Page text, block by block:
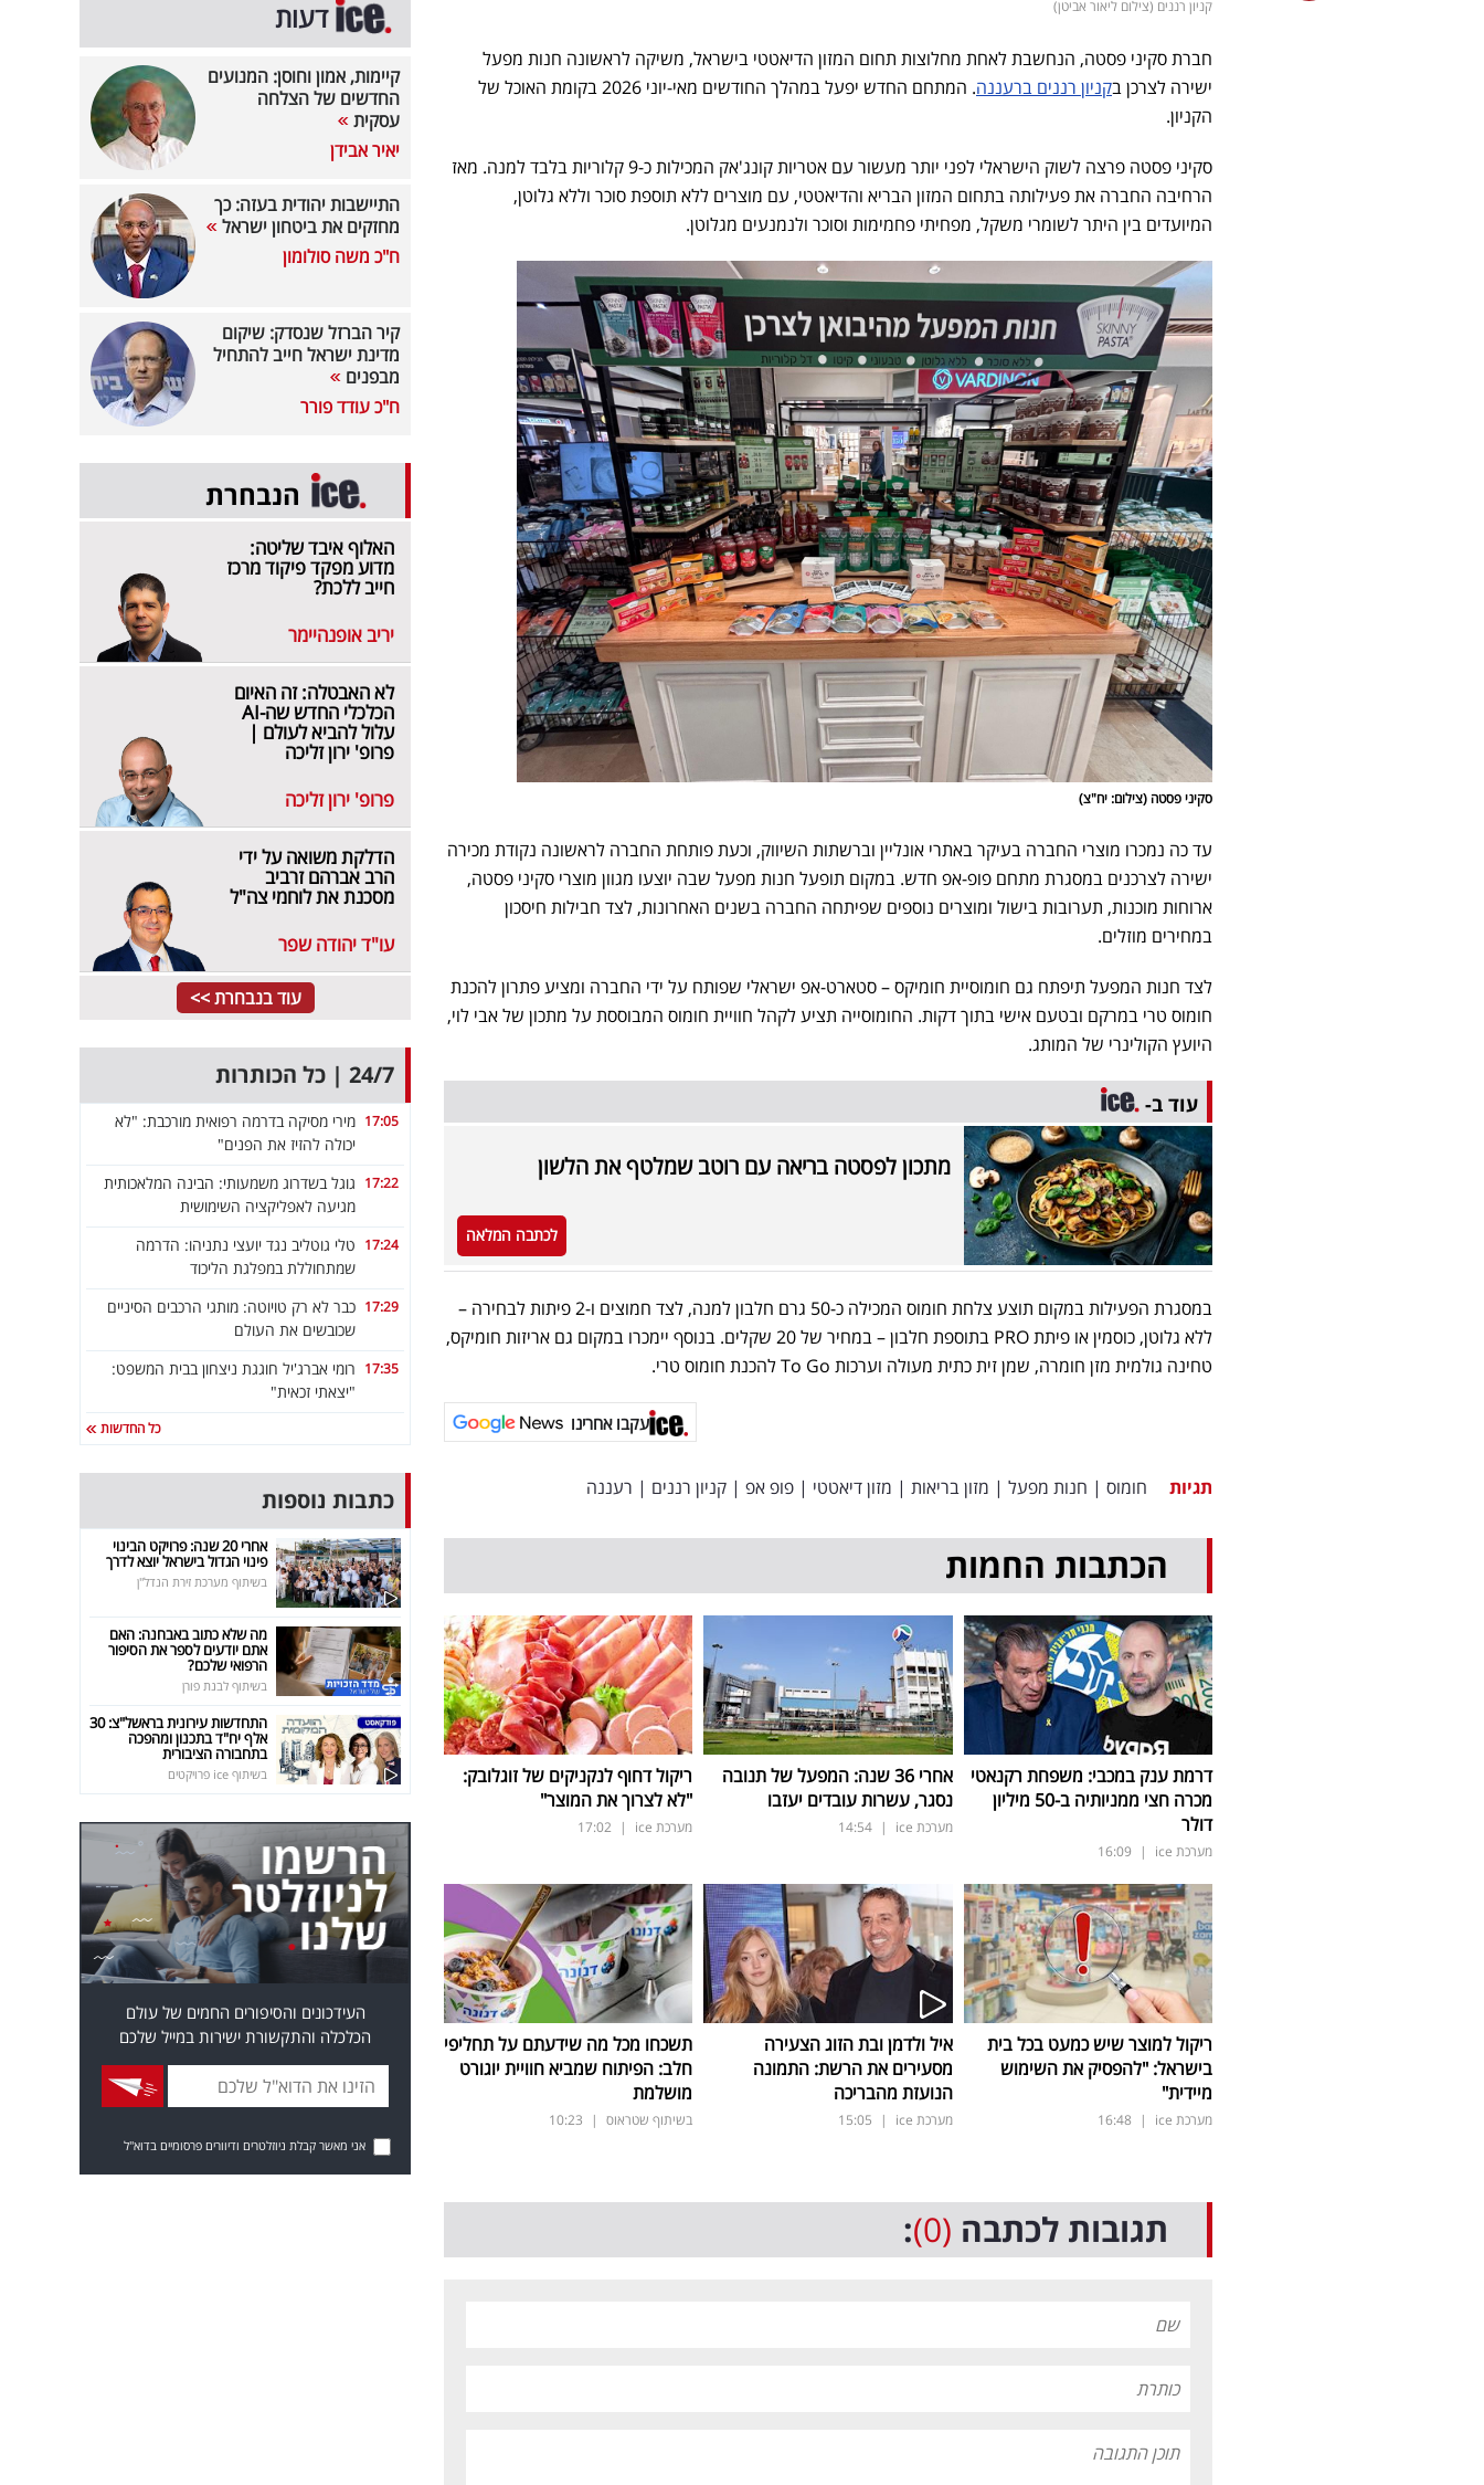
קניון רננים (צילום ליאור אביטן)
חברת סקיני פסטה, הנחשבת לאחת מחלוצות תחום המזון הדיאטטי בישראל, משיקה לראשונה חנות מפעל
ישירה לצרכן בקניון רננים ברעננה
. המתחם החדש יפעל במהלך החודשים מאי-יוני 2026 בקומת האוכל של
הקניון.
סקיני פסטה פרצה לשוק הישראלי לפני יותר מעשור עם אטריות קונג'אק המכילות כ-9 קלוריות בלבד למנה. מאז
הרחיבה החברה את פעילותה בתחום המזון הבריא והדיאטטי, עם מוצרים ללא תוספת סוכר וללא גלוטן,
המיועדים בין היתר לשומרי משקל, מפחיתי פחמימות וסוכר ולנמנעים מגלוטן.
סקיני פסטה (צילום: יח"צ)
עד כה נמכרו מוצרי החברה בעיקר באתרי אונליין וברשתות השיווק, וכעת פותחת החברה לראשונה נקודת מכירה
ישירה לצרכנים במסגרת מתחם פופ-אפ חדש. במקום תופעל חנות מפעל שבה יוצעו מגוון מוצרי סקיני פסטה,
ארוחות מוכנות, תערובות בישול ומוצרים נוספים שפיתחה החברה בשנים האחרונות, לצד חבילות חיסכון
במחירים מוזלים.
לצד חנות המפעל תיפתח גם חומוסיית חומיקס – סטארט-אפ ישראלי שפותח על ידי החברה ומציע פתרון להכנת
חומוס טרי במרקם ובטעם אישי בתוך דקות. החומוסייה תציע לקהל חוויית חומוס המבוססת על מתכון של אבי לוי,
היועץ הקולינרי של המותג.
עוד ב-
מתכון לפסטה בריאה עם רוטב שמלטף את הלשון
לכתבה המלאה
במסגרת הפעילות במקום תוצע צלחת חומוס המכילה כ-50 גרם חלבון למנה, לצד חמוצים ו-2 פיתות לבחירה –
ללא גלוטן, כוסמין או פיתת PRO בתוספת חלבון – במחיר של 20 שקלים. בנוסף יימכרו במקום גם אריזות חומיקס,
טחינה גולמית מזן חומרה, שמן זית כתית מעולה וערכות To Go להכנת חומוס טרי.
עקבו אחרינו
תגיות חומוס | חנות מפעל | מזון בריאות | מזון דיאטטי | פופ אפ | קניון רננים | רעננה
הכתבות החמות
דרמת ענק במכבי: משפחת רקנאטי
מכרה חצי ממניותיה ב-50 מיליון
דולר
מערכת ice |
16:09
אחרי 36 שנה: המפעל של תנובה
נסגר, עשרות עובדים יעזבו
מערכת ice |
14:54
ריקול דחוף לנקניקים של זוגלובק:
"לא לצרוך את המוצר"
מערכת ice |
17:02
ריקול למוצר שיש כמעט בכל בית
בישראל: "להפסיק את השימוש
מיידית"
מערכת ice |
16:48
איל ולדמן ובת הזוג הצעירה
מסעירים את הרשת: התמונה
הנועזת מהבריכה
מערכת ice |
15:05
תשכחו מכל מה שידעתם על תחליפי
חלב: הפיתוח שמביא חוויית יוגורט
מושלמת
בשיתוף שטראוס |
10:23
תגובות לכתבה (0)
:
דעות
קיימות, אמון וחוסן: המנועים
החדשים של הצלחה
עסקית
יאיר אבידן
התיישבות יהודית בעזה: כך
מחזקים את ביטחון ישראל
ח"כ משה סולומון
קיר הברזל שנסדק: שיקום
מדינת ישראל חייב להתחיל
מבפנים
ח"כ עודד פורר
הנבחרת
האלוף איבד שליטה:
מדוע מפקד פיקוד מרכז
חייב ללכת?
יריב אופנהיימר
לא האבטלה: זה האיום
הכלכלי החדש שה-AI
עלול להביא לעולם |
פרופ' ירון זליכה
פרופ' ירון זליכה
הדלקת משואה על ידי
הרב אברהם זרביב
מסכנת את לוחמי צה"ל
עו"ד יהודה שפר
עוד בנבחרת >>
24/7 | כל הכותרות
17:05 מירי מסיקה בדרמה רפואית מורכבת: "לא
יכולה להזיז את הפנים"
17:22 גוגל בשדרוג משמעותי: הבינה המלאכותית
מגיעה לאפליקציה השימושית
17:24 טלי גוטליב נגד יועצי נתניהו: הדרמה
שמתחוללת במפלגת הליכוד
17:29 כבר לא רק טויוטה: מותגי הרכבים הסיניים
שכובשים את העולם
17:35 רומי אברג'יל חוגגת ניצחון בבית המשפט:
"יצאתי זכאית"
כל החדשות
כתבות נוספות
אחרי 20 שנה: פרויקט הבינוי
פינוי הגדול בישראל יוצא לדרך
בשיתוף מערכת זירת הנדל"ן
מה שלא כתוב באבחנה: האם
אתם יודעים לספר את הסיפור
הרפואי שלכם?
בשיתוף לבנת פורן
התחדשות עירונית בראשל"צ: 30
אלף יח"ד בתכנון ומהפכה
בתחבורה הציבורית
בשיתוף ice פרויקטים
העידכונים והסיפורים החמים של עולם
הכלכלה והתקשורת ישירות במייל שלכם
אני מאשר קבלת ניוזלטרים ודיוורים פרסומיים בדוא"ל